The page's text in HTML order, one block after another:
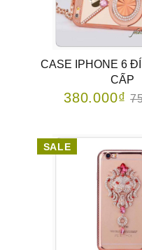
CASE IPHONE 6
CẤP
380.000₫
SALE